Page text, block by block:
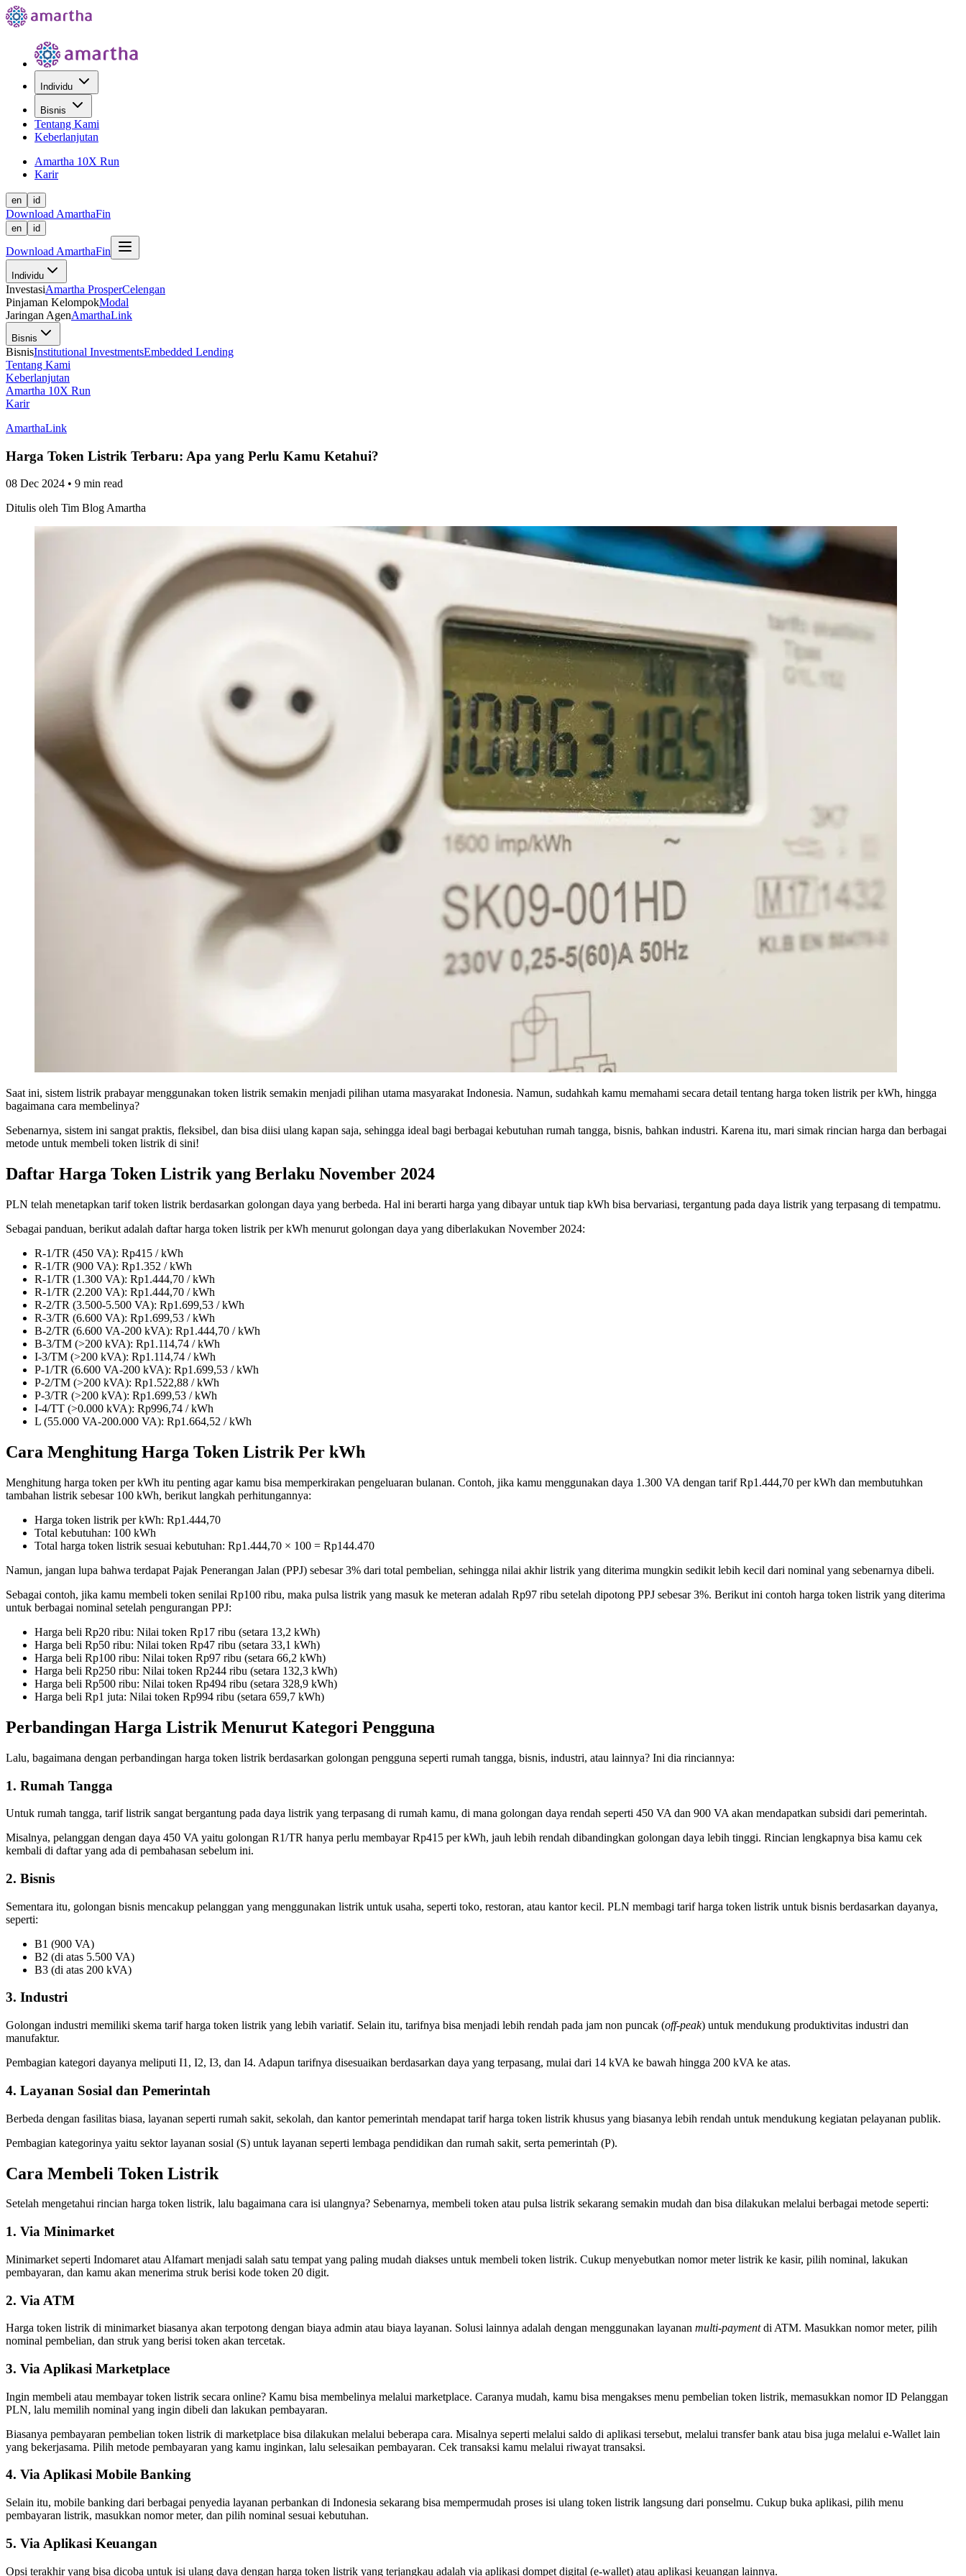
Individu
Bisnis
Tentang Kami
Keberlanjutan
Amartha 10X Run
Karir
en id
Download AmarthaFin
en id
Download AmarthaFin
Individu
InvestasiAmartha ProsperCelengan
Pinjaman KelompokModal
Jaringan AgenAmarthaLink
Bisnis
BisnisInstitutional InvestmentsEmbedded Lending
Tentang Kami
Keberlanjutan
Amartha 10X Run
Karir
AmarthaLink
Harga Token Listrik Terbaru: Apa yang Perlu Kamu Ketahui?
08 Dec 2024 • 9 min read
Ditulis oleh Tim Blog Amartha
Saat ini, sistem listrik prabayar menggunakan token listrik semakin menjadi pilihan utama masyarakat Indonesia. Namun, sudahkah kamu memahami secara detail tentang harga token listrik per kWh, hingga
bagaimana cara membelinya?
Sebenarnya, sistem ini sangat praktis, fleksibel, dan bisa diisi ulang kapan saja, sehingga ideal bagi berbagai kebutuhan rumah tangga, bisnis, bahkan industri. Karena itu, mari simak rincian harga dan berbagai
metode untuk membeli token listrik di sini!
Daftar Harga Token Listrik yang Berlaku November 2024
PLN telah menetapkan tarif token listrik berdasarkan golongan daya yang berbeda. Hal ini berarti harga yang dibayar untuk tiap kWh bisa bervariasi, tergantung pada daya listrik yang terpasang di tempatmu.
Sebagai panduan, berikut adalah daftar harga token listrik per kWh menurut golongan daya yang diberlakukan November 2024:
R-1/TR (450 VA): Rp415 / kWh
R-1/TR (900 VA): Rp1.352 / kWh
R-1/TR (1.300 VA): Rp1.444,70 / kWh
R-1/TR (2.200 VA): Rp1.444,70 / kWh
R-2/TR (3.500-5.500 VA): Rp1.699,53 / kWh
R-3/TR (6.600 VA): Rp1.699,53 / kWh
B-2/TR (6.600 VA-200 kVA): Rp1.444,70 / kWh
B-3/TM (>200 kVA): Rp1.114,74 / kWh
I-3/TM (>200 kVA): Rp1.114,74 / kWh
P-1/TR (6.600 VA-200 kVA): Rp1.699,53 / kWh
P-2/TM (>200 kVA): Rp1.522,88 / kWh
P-3/TR (>200 kVA): Rp1.699,53 / kWh
I-4/TT (>0.000 kVA): Rp996,74 / kWh
L (55.000 VA-200.000 VA): Rp1.664,52 / kWh
Cara Menghitung Harga Token Listrik Per kWh
Menghitung harga token per kWh itu penting agar kamu bisa memperkirakan pengeluaran bulanan. Contoh, jika kamu menggunakan daya 1.300 VA dengan tarif Rp1.444,70 per kWh dan membutuhkan
tambahan listrik sebesar 100 kWh, berikut langkah perhitungannya:
Harga token listrik per kWh: Rp1.444,70
Total kebutuhan: 100 kWh
Total harga token listrik sesuai kebutuhan: Rp1.444,70 × 100 = Rp144.470
Namun, jangan lupa bahwa terdapat Pajak Penerangan Jalan (PPJ) sebesar 3% dari total pembelian, sehingga nilai akhir listrik yang diterima mungkin sedikit lebih kecil dari nominal yang sebenarnya dibeli.
Sebagai contoh, jika kamu membeli token senilai Rp100 ribu, maka pulsa listrik yang masuk ke meteran adalah Rp97 ribu setelah dipotong PPJ sebesar 3%. Berikut ini contoh harga token listrik yang diterima
untuk berbagai nominal setelah pengurangan PPJ:
Harga beli Rp20 ribu: Nilai token Rp17 ribu (setara 13,2 kWh)
Harga beli Rp50 ribu: Nilai token Rp47 ribu (setara 33,1 kWh)
Harga beli Rp100 ribu: Nilai token Rp97 ribu (setara 66,2 kWh)
Harga beli Rp250 ribu: Nilai token Rp244 ribu (setara 132,3 kWh)
Harga beli Rp500 ribu: Nilai token Rp494 ribu (setara 328,9 kWh)
Harga beli Rp1 juta: Nilai token Rp994 ribu (setara 659,7 kWh)
Perbandingan Harga Listrik Menurut Kategori Pengguna
Lalu, bagaimana dengan perbandingan harga token listrik berdasarkan golongan pengguna seperti rumah tangga, bisnis, industri, atau lainnya? Ini dia rinciannya:
1. Rumah Tangga
Untuk rumah tangga, tarif listrik sangat bergantung pada daya listrik yang terpasang di rumah kamu, di mana golongan daya rendah seperti 450 VA dan 900 VA akan mendapatkan subsidi dari pemerintah.
Misalnya, pelanggan dengan daya 450 VA yaitu golongan R1/TR hanya perlu membayar Rp415 per kWh, jauh lebih rendah dibandingkan golongan daya lebih tinggi. Rincian lengkapnya bisa kamu cek
kembali di daftar yang ada di pembahasan sebelum ini.
2. Bisnis
Sementara itu, golongan bisnis mencakup pelanggan yang menggunakan listrik untuk usaha, seperti toko, restoran, atau kantor kecil. PLN membagi tarif harga token listrik untuk bisnis berdasarkan dayanya,
seperti:
B1 (900 VA)
B2 (di atas 5.500 VA)
B3 (di atas 200 kVA)
3. Industri
Golongan industri memiliki skema tarif harga token listrik yang lebih variatif. Selain itu, tarifnya bisa menjadi lebih rendah pada jam non puncak (off-peak) untuk mendukung produktivitas industri dan
manufaktur.
Pembagian kategori dayanya meliputi I1, I2, I3, dan I4. Adapun tarifnya disesuaikan berdasarkan daya yang terpasang, mulai dari 14 kVA ke bawah hingga 200 kVA ke atas.
4. Layanan Sosial dan Pemerintah
Berbeda dengan fasilitas biasa, layanan seperti rumah sakit, sekolah, dan kantor pemerintah mendapat tarif harga token listrik khusus yang biasanya lebih rendah untuk mendukung kegiatan pelayanan publik.
Pembagian kategorinya yaitu sektor layanan sosial (S) untuk layanan seperti lembaga pendidikan dan rumah sakit, serta pemerintah (P).
Cara Membeli Token Listrik
Setelah mengetahui rincian harga token listrik, lalu bagaimana cara isi ulangnya? Sebenarnya, membeli token atau pulsa listrik sekarang semakin mudah dan bisa dilakukan melalui berbagai metode seperti:
1. Via Minimarket
Minimarket seperti Indomaret atau Alfamart menjadi salah satu tempat yang paling mudah diakses untuk membeli token listrik. Cukup menyebutkan nomor meter listrik ke kasir, pilih nominal, lakukan
pembayaran, dan kamu akan menerima struk berisi kode token 20 digit.
2. Via ATM
Harga token listrik di minimarket biasanya akan terpotong dengan biaya admin atau biaya layanan. Solusi lainnya adalah dengan menggunakan layanan multi-paymentdi ATM. Masukkan nomor meter, pilih
nominal pembelian, dan struk yang berisi token akan tercetak.
3. Via Aplikasi Marketplace
Ingin membeli atau membayar token listrik secara online? Kamu bisa membelinya melalui marketplace. Caranya mudah, kamu bisa mengakses menu pembelian token listrik, memasukkan nomor ID Pelanggan
PLN, lalu memilih nominal yang ingin dibeli dan lakukan pembayaran.
Biasanya pembayaran pembelian token listrik di marketplace bisa dilakukan melalui beberapa cara. Misalnya seperti melalui saldo di aplikasi tersebut, melalui transfer bank atau bisa juga melalui e-Wallet lain
yang bekerjasama. Pilih metode pembayaran yang kamu inginkan, lalu selesaikan pembayaran. Cek transaksi kamu melalui riwayat transaksi.
4. Via Aplikasi Mobile Banking
Selain itu, mobile banking dari berbagai penyedia layanan perbankan di Indonesia sekarang bisa mempermudah proses isi ulang token listrik langsung dari ponselmu. Cukup buka aplikasi, pilih menu
pembayaran listrik, masukkan nomor meter, dan pilih nominal sesuai kebutuhan.
5. Via Aplikasi Keuangan
Opsi terakhir yang bisa dicoba untuk isi ulang daya dengan harga token listrik yang terjangkau adalah via aplikasi dompet digital (e-wallet) atau aplikasi keuangan lainnya.